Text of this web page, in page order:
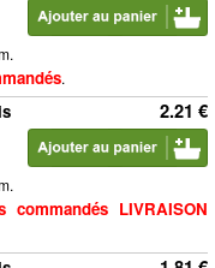
.
2.21 €
LIVRAISON